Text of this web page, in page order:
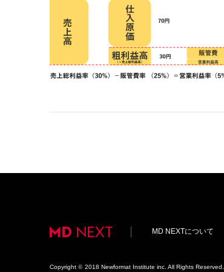
MD NEXTについて
Copyright © 2018 Newformat Institute inc. All Rights Reserved.